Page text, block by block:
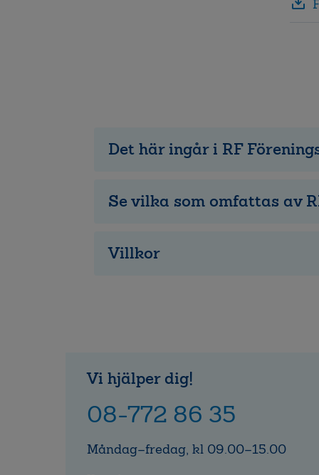
Det här ingår i RF
Se vilka som omfattas av
Villkor
Vi hjälper dig!
08-772 86 35
Måndag–fredag, kl 09.00–15.00